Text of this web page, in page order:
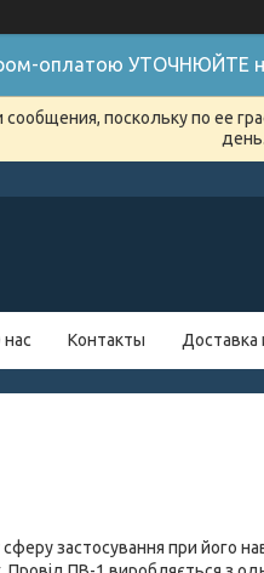
оплатою УТОЧНЮЙТЕ
поскольку по ее
день.
Контакты Доставка
застосування при його